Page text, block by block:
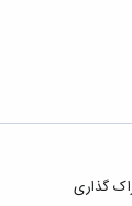
گذاری